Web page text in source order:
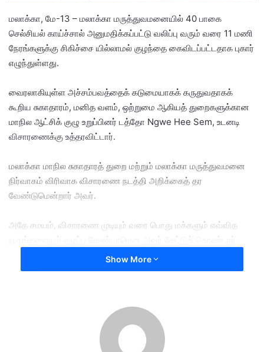
மலாக்கா, மே-13 – மலாக்கா மருத்துவமனையில் 40 பாகை
செல்சியல் காய்ச்சால் அனுமதிக்கப்பட்டு வலிப்பு வரும் வரை 11 மணி
நேரங்களுக்கு சிகிச்சை யில்லாமல் குழந்தை கைவிடப்பட்டதாக புகார்
எழுந்துள்ளது.
வைரலாகியுள்ள அச்சம்பவத்தைக் கடுமையாகக் கருதுவதாகக்
கூறிய சுகாதாரம், மனித வளம், ஒற்றுமை ஆகியத் துறைகளுக்கான
மாநில ஆட்சிக் குழு உறுப்பினர் டத்தோ Ngwe Hee Sem, உடனடி
விசாரணைக்கு உத்தரவிட்டார்.
மலாக்கா மாநில சுகாதாரத் துறை மற்றும் மலாக்கா மருத்துவமனை
நிர்வாகம் விரிவாக விசாரணை நடத்தி அறிக்கைத் தர
வேண்டுமென்றார் அவர்.
அதே சமயம், விசாரணை முடியும் வரை பொது மக்களும் எவ்வித
முன்னதாக, 22 மாதப் பெண் குழந்தையொன்று மருத்துவமனையில்
அச்சம்பவம் குறித்து விசாரணை நடத்துமாறும் ஏராளமானோர்
Show More